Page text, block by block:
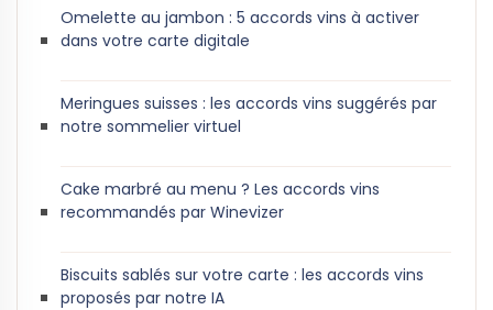
Omelette au jambon : 5 accords vins à activer
dans votre carte digitale
Meringues suisses : les accords vins suggérés par
notre sommelier virtuel
Cake marbré au menu ? Les accords vins
recommandés par Winevizer
Biscuits sablés sur votre carte : les accords vins
proposés par notre IA